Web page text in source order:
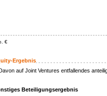
€
Ergebnis
auf Joint Ventures entfallendes
Beteiligungsergebnis